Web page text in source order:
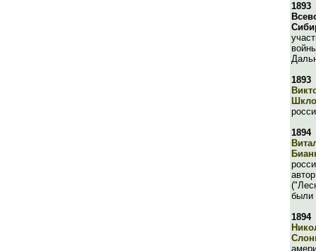
1893
1893
1894
были
1894